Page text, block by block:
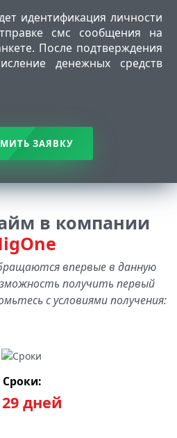
идентификация личности
смс сообщения на
После подтверждения
денежных средств
ЗАЯВКУ
в компании
впервые в данную
получить первый
с условиями получения:
Сроки:
дней